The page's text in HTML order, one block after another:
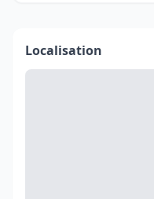
Localisation